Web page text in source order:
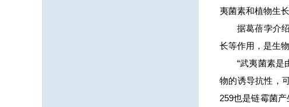
夷菌素和植物生
据葛蓓孛介
长等作用，是生
“武夷菌素是
物的诱导抗性，
259也是链霉菌